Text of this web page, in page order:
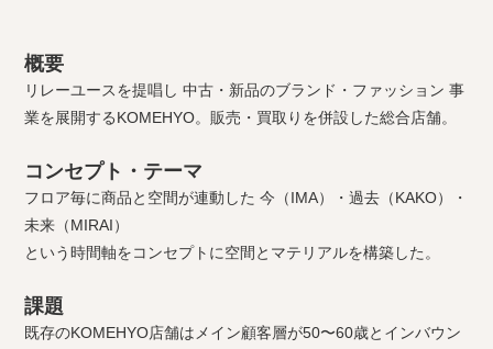
概要
リレーユースを提唱し 中古・新品のブランド・ファッション 事
業を展開するKOMEHYO。販売・買取りを併設した総合店舗。
コンセプト・テーマ
フロア毎に商品と空間が連動した 今（IMA）・過去（KAKO）・
未来（MIRAI）
という時間軸をコンセプトに空間とマテリアルを構築した。
課題
既存のKOMEHYO店舗はメイン顧客層が50〜60歳とインバウン